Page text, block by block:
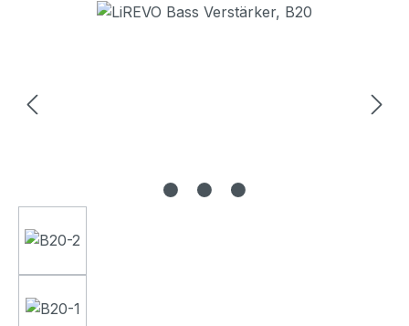
Bildergalerie überspringen